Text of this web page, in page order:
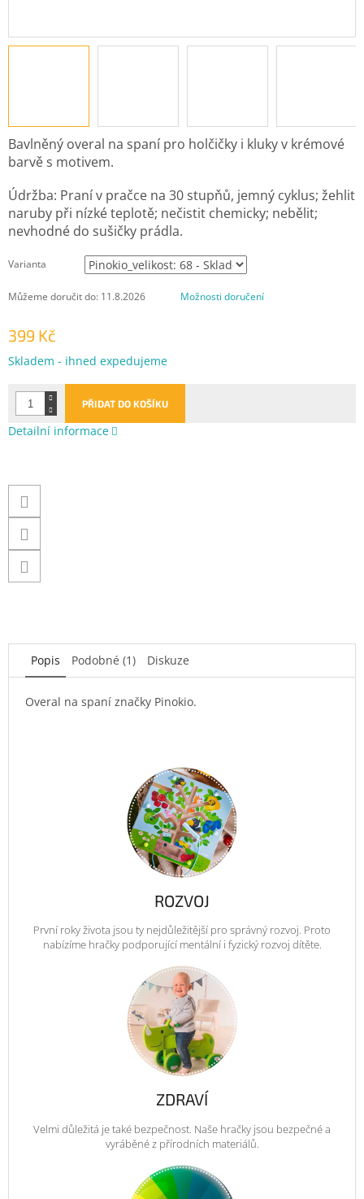
399 Kč
Měrná
Skladem - ihned expedujeme
Varianta
Můžeme doručit do: 11.8.2026 Možnosti doručení
PŘIDAT DO KOŠÍKU
Bavlněný overal na spaní pro holčičky i kluky v krémové
barvě s motivem.
Údržba: Praní v pračce na 30 stupňů, jemný cyklus; žehlit
naruby při nízké teplotě; nečistit chemicky; nebělit;
nevhodné do sušičky prádla.
Detailní informace
Popis Podobné (1) Diskuze
Overal na spaní značky Pinokio.
ROZVOJ
První roky života jsou ty nejdůležitější pro správný rozvoj. Proto
nabízíme hračky podporující mentální i fyzický rozvoj dítěte.
ZDRAVÍ
Velmi důležitá je také bezpečnost. Naše hračky jsou bezpečné a
vyráběné z přírodních materiálů.